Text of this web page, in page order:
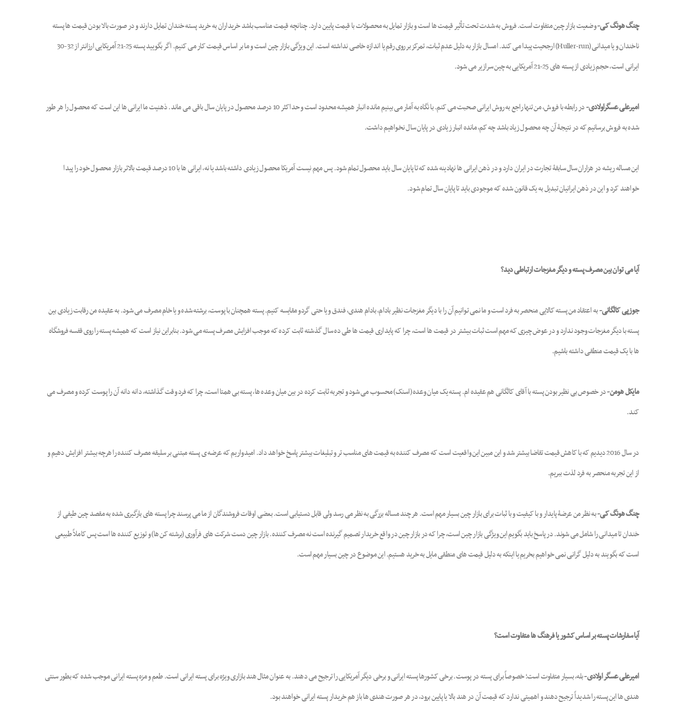
چنگ هونگ کی-وضعیت بازار چین متفاوت است. فروش به شدت تحت تأثیر قیمت ها است و بازار تمایل به محصولات با قیمت پایین دارد. چنانچه قیمت مناسب باشد خریداران به خرید پسته خندان تمایل دارند و در صورت بالا بودن قیمت ها پسته
ناخندان و یا میدانی (Huller-run
)
ارجحیت پیدا می کند. امسال بازار به دلیل عدم ثبات، تمرکز بر روی رقم یا اندازه خاصی نداشته است. این ویژگی بازار چین است و ما بر اساس قیمت کار می کنیم. اگر بگویید پسته 25-21 آمریکایی ارزانتر از 32-30
ایرانی است، حجم زیادی از پسته های 25-21 آمریکایی به چین سرازیر می شود.
امیرعلی عسگراولادی-
در رابطه با فروش، من تنها راجع به روش ایرانی صحبت می کنم. با نگاه به آمار می بینیم مانده انبار همیشه محدود است و حداکثر 10 درصد محصول در پایان سال باقی می ماند. ذهنیت ما ایرانی ها این است که محصول را هر طور
شده به فروش برسانیم که در نتیجۀ آن چه محصول زیاد باشد چه کم، مانده انبار زیادی در پایان سال نخواهیم داشت.
این مساله ریشه در هزاران سال سابقۀ تجارت در ایران دارد و در ذهن ایرانی ها نهادینه شده که تا پایان سال باید محصول تمام شود. پس مهم نیست آمریکا محصول زیادی داشته باشد یا نه، ایرانی ها با 10 درصد قیمت بالاتر بازار محصول خود را پیدا
خواهند کرد و این در ذهن ایرانیان تبدیل به یک قانون شده که موجودی باید تا پایان سال تمام شود.
آیا می توان بین مصرف پسته و دیگر مغزجات ارتباطی دید؟
جوزپی کالگانی-به اعتقاد من پسته کالایی منحصر به فرد است و ما نمی توانیم آن را با دیگر مغزجات نظیر بادام، بادام هندی، فندق و یا حتی گردو مقایسه کنیم. پسته همچنان با پوست، برشته شده و یا خام مصرف می شود. به عقیده من رقابت زیادی بین
پسته با دیگر مغزجات وجود ندارد و در عوض چیزی که مهم است ثبات بیشتر در قیمت ها است، چرا که پایداری قیمت ها طی ده سال گذشته ثابت کرده که موجب افزایش مصرف پسته می شود. بنابراین نیاز است که همیشه پسته را روی قفسه فروشگاه
ها با یک قیمت منطقی داشته باشیم.
مایکل هومن-در خصوص بی نظیر بودن پسته با آقای کالگانی هم عقیده ام. پسته یک میان وعده (اسنک) محسوب می شود و تجربه ثابت کرده در بین میان وعده ها، پسته بی همتا است، چرا که فرد وقت گذاشته، دانه دانه آن را پوست کرده و مصرف می
کند.
در سال 2016 دیدیم که با کاهش قیمت تقاضا بیشتر شد و این مبین این واقعیت است که مصرف کننده به قیمت های مناسب تر و تبلیغات بیشتر پاسخ خواهد داد. امیدواریم که عرضه ی پسته مبتنی بر سلیقه مصرف کننده را هرچه بیشتر افزایش دهیم و
از این تجربه منحصر به فرد لذت ببریم.
چنگ هونگ کی-به نظر من عرضۀ پایدار و با کیفیت و با ثبات برای بازار چین بسیار مهم است. هر چند مساله بزرگی به نظر می رسد ولی قابل دستیابی است. بعضی اوقات فروشندگان از ما می پرسند چرا پسته های بارگیری شده به مقصد چین طیفی از
خندان تا میدانی را شامل می شوند. در پاسخ باید بگویم این ویژگی بازار چین است، چرا که در بازار چین در واقع خریدار تصمیم گیرنده است نه مصرف کننده. بازار چین دست شرکت های فرآوری (برشته کن ها) و توزیع کننده ها است پس کاملاً طبیعی
است که بگویند به دلیل گرانی نمی خواهیم بخریم یا اینکه به دلیل قیمت های منطقی مایل به خرید هستیم. این موضوع در چین بسیار مهم است.
آیا سفارشات پسته بر اساس کشور یا فرهنگ ها متفاوت است؟
امیرعلی عسگر اولادی-بله، بسیار متفاوت است؛ خصوصاً برای پسته در پوست. برخی کشورها پسته ایرانی و برخی دیگر آمریکایی را ترجیح می دهند. به عنوان مثال هند بازاری ویژه برای پسته ایرانی است. طعم و مزه پسته ایرانی موجب شده که بطور سنتی
هندی ها این پسته را شدیداً ترجیح دهند و اهمیتی ندارد که قیمت آن در هند بالا یا پایین برود، در هر صورت هندی ها باز هم خریدار پسته ایرانی خواهند بود.